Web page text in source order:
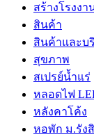
สร้างโรงงา
สินค้า
สินค้าและบ
สุขภาพ
สเปรย์น้ำแร่
หลอดไฟ
หลังคาโค้ง
หอพัก ม.รัง